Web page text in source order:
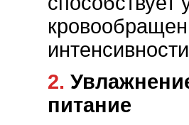
2. Увлажнение и правильное
питание